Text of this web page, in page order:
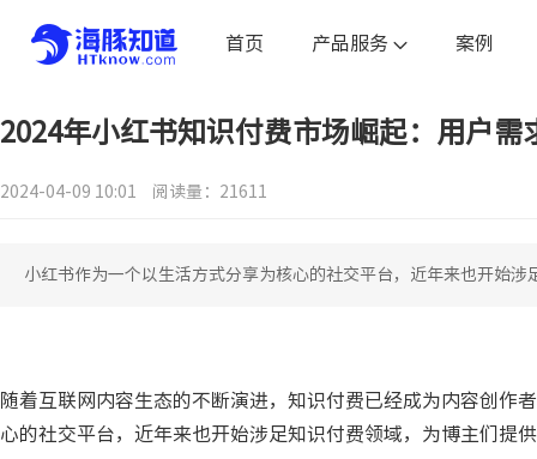
首页 产品服务 案例
2024年小红书知识付费市场崛起：用户
2024-04-09 10:01 阅读量：21611
小红书作为一个以生活方式分享为核心的社交平台，近年来也开始
随着互联网内容生态的不断演进，知识付费已经成为内容创
心的社交平台，近年来也开始涉足知识付费领域，为博主们提